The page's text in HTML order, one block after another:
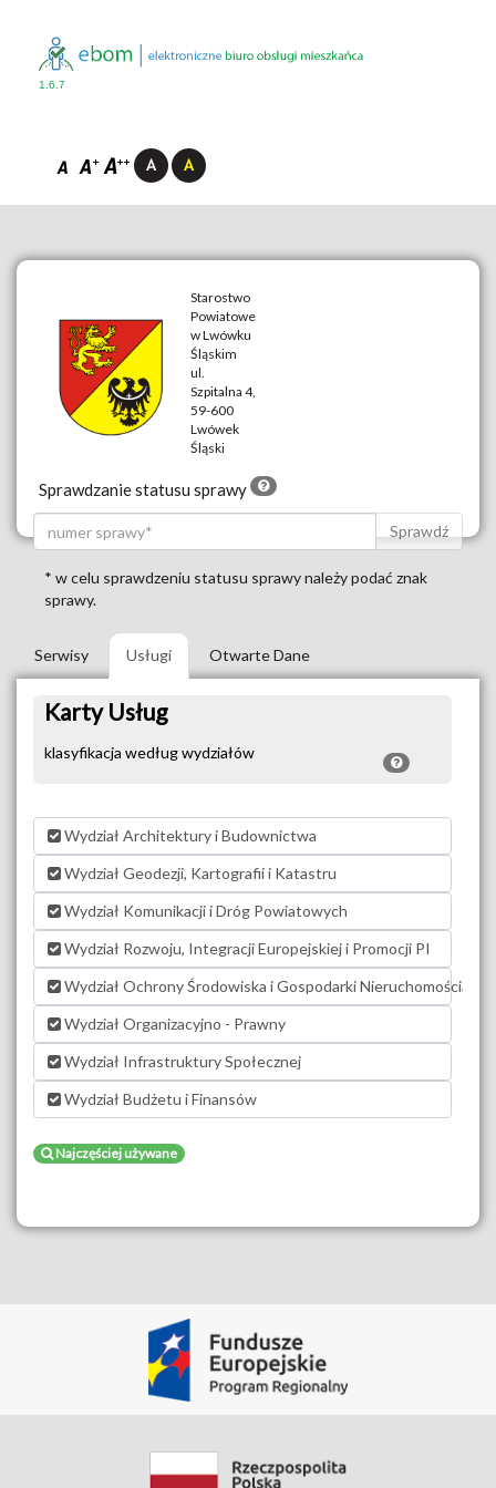
1.6.7
Starostwo
Powiatowe
w Lwówku
Śląskim
ul.
Szpitalna 4,
59-600
Lwówek
Śląski
Sprawdzanie statusu sprawy
Sprawdź
* w celu sprawdzeniu statusu sprawy należy podać znak
sprawy.
Serwisy Usługi Otwarte Dane
Karty Usług
klasyfikacja według wydziałów
Wydział Architektury i Budownictwa
Wydział Geodezji, Kartografii i Katastru
Wydział Komunikacji i Dróg Powiatowych
Wydział Rozwoju, Integracji Europejskiej i Promocji PI
Wydział Ochrony Środowiska i Gospodarki Nieruchomościami
Wydział Organizacyjno - Prawny
Wydział Infrastruktury Społecznej
Wydział Budżetu i Finansów
Najczęściej używane